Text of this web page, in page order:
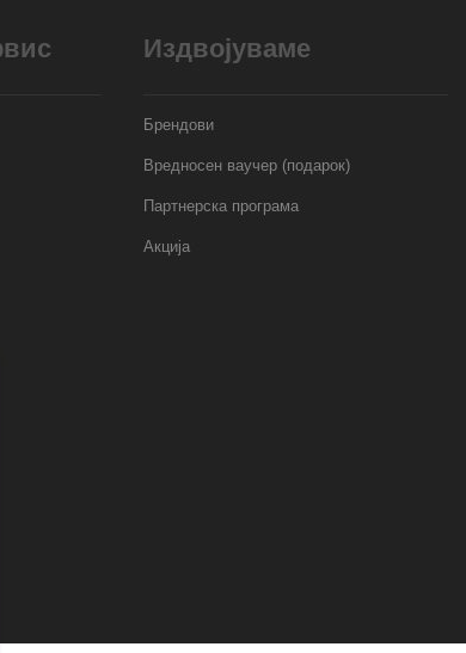
Издвојуваме
Брендови
Вредносен ваучер (подарок)
Партнерска програма
Акција